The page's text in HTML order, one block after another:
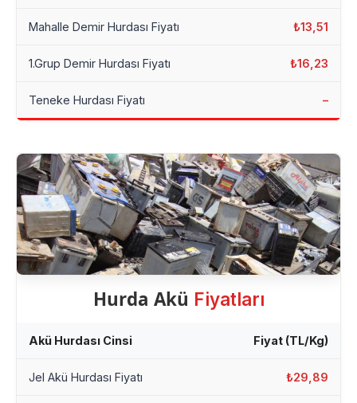
Mahalle Demir Hurdası Fiyatı ₺13,51
1.Grup Demir Hurdası Fiyatı ₺16,23
Teneke Hurdası Fiyatı –
Hurda Akü Fiyatları
Akü Hurdası Cinsi Fiyat (TL/Kg)
Jel Akü Hurdası Fiyatı ₺29,89